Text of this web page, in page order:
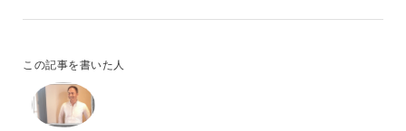
この記事を書いた人